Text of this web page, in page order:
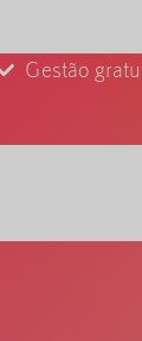
Gestão